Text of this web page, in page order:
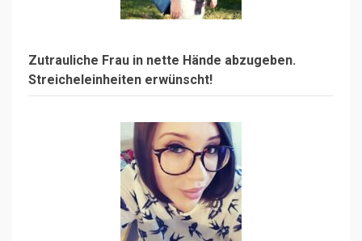
Zutrauliche Frau in nette Hände abzugeben.
Streicheleinheiten erwünscht!